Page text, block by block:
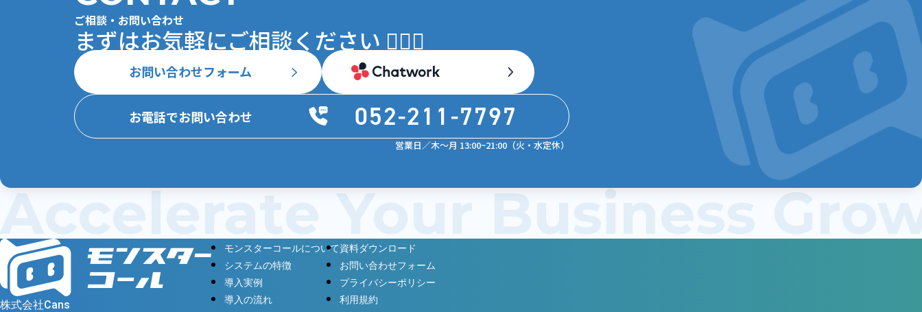
ご相談・お問い合わせ
まずはお気軽にご相談ください 💁🏻‍♀️
お問い合わせフォーム
お電話でお問い合わせ 052-211-7797
営業日／木〜月 13:00~21:00（火・水定休）
Accelerate Your Business
株式会社Cans
モンスターコールについて
システムの特徴
導入実例
導入の流れ
資料ダウンロード
お問い合わせフォーム
プライバシーポリシー
利用規約